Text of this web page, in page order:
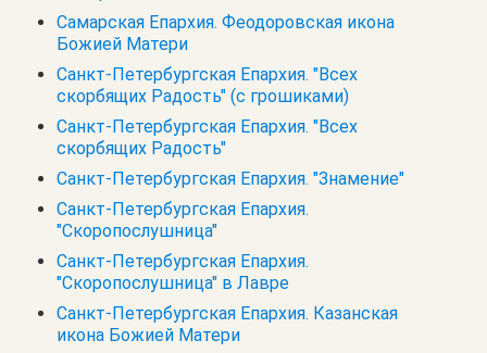
Самарская Епархия. Феодоровская икона
Божией Матери
Санкт-Петербургская Епархия. "Всех
скорбящих Радость" (с грошиками)
Санкт-Петербургская Епархия. "Всех
скорбящих Радость"
Санкт-Петербургская Епархия. "Знамение"
Санкт-Петербургская Епархия.
"Скоропослушница"
Санкт-Петербургская Епархия.
"Скоропослушница" в Лавре
Санкт-Петербургская Епархия. Казанская
икона Божией Матери